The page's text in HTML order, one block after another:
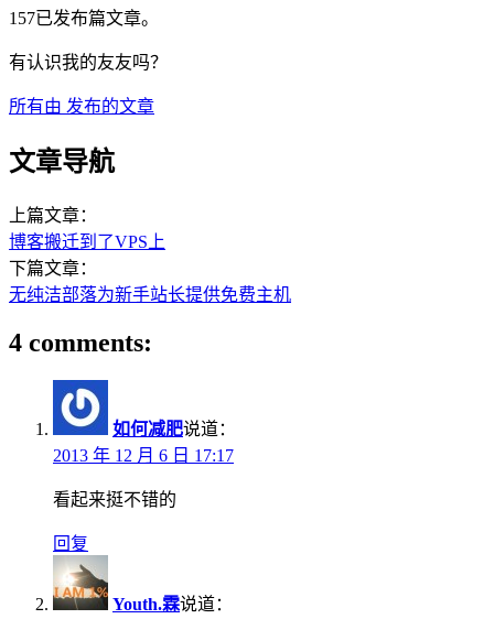
157已发布篇文章。
有认识我的友友吗？
所有由 发布的文章
文章导航
上篇文章：
博客搬迁到了VPS上
下篇文章：
无纯洁部落为新手站长提供免费主机
4 comments:
如何减肥说道：
2013 年 12 月 6 日 17:17
看起来挺不错的
回复
Youth.霖说道：